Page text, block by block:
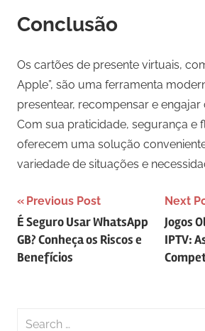
Conclusão
Os cartões de presente virtuais,
Apple”, são uma ferramenta
presentear, recompensar e engajar
Com sua praticidade, segurança e
oferecem uma solução
variedade de situações e
Navegação
de
Post
Previous Post
É Seguro Usar WhatsApp
GB? Conheça os Riscos e
Benefícios
Next
Jogos
IPTV:
Search